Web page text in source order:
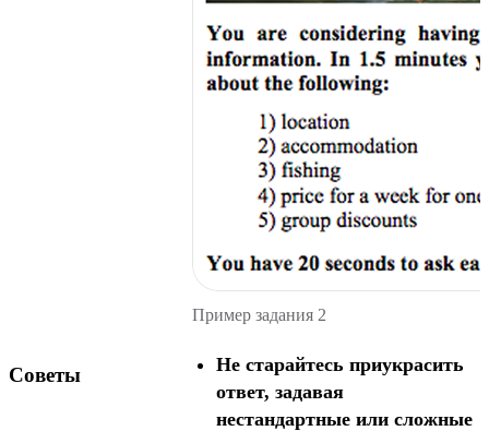
Пример задания 2
Советы
Не старайтесь приукрасить
ответ, задавая
нестандартные или сложные